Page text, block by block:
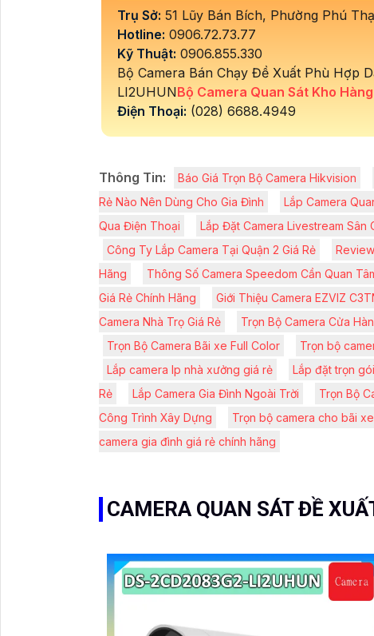
Trụ Sở: 51 Lũy Bán Bích, Phường Phú
Hotline: 0906.72.73.77
Kỹ Thuật: 0906.855.330
Bộ Camera Bán Chạy Đề Xuất Phù Hợp
LI2UHUNBộ Camera Quan Sát Kho Hàng
Điện Thoại: (028) 6688.4949
Thông Tin: Báo Giá Trọn Bộ Camera Hikvision
Rẻ Nào Nên Dùng Cho Gia Đình
Lắp Camera
Qua Điện Thoại
Lắp Đặt Camera Livestream Sân
Công Ty Lắp Camera Tại Quận 2 Giá Rẻ
Hãng
Thông Số Camera Speedom Cần Quan
Giá Rẻ Chính Hãng
Giới Thiệu Camera EZVIZ
Camera Nhà Trọ Giá Rẻ
Trọn Bộ Camera Cửa
Trọn Bộ Camera Bãi xe Full Color
Trọn bộ
Lắp camera Ip nhà xưởng giá rẻ
Lắp đặt trọn
Rẻ
Lắp Camera Gia Đình Ngoài Trời Trọn Bộ
Công Trình Xây Dựng
Trọn bộ camera cho bãi
camera gia đình giá rẻ chính hãng
CAMERA QUAN SÁT ĐỀ